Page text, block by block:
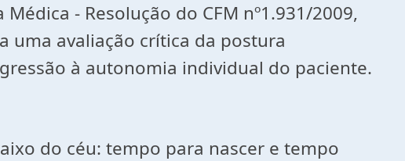
- Resolução do CFM nº1.931/2009,
uma avaliação crítica da postura
à autonomia individual do paciente.
do céu: tempo para nascer e tempo